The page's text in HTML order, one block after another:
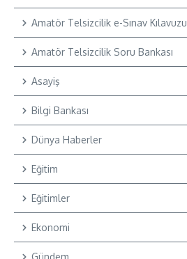
Amatör Telsizcilik e-Sınav Kılavuzu
Amatör Telsizcilik Soru Bankası
Asayiş
Bilgi Bankası
Dünya Haberler
Eğitim
Eğitimler
Ekonomi
Gündem